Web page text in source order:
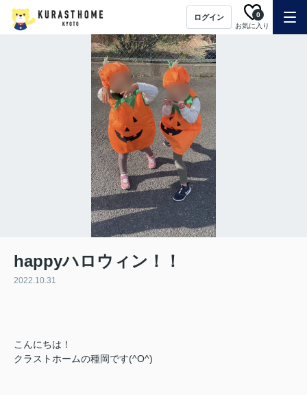
ログイン
お気に入り
0
happyハロウィン！！
2022.10.31
こんにちは！
クラストホームの種岡です(^O^)